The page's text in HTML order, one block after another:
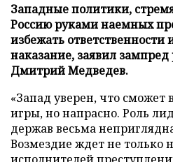
Западные политики,
Россию руками наемных
избежать ответственности
наказание, заявил зампред
Дмитрий Медведев.
«Запад уверен, что сможет
игры, но напрасно. Роль
держав весьма
Возмездие ждет не только